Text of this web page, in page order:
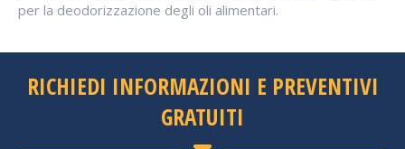
per la deodorizzazione degli oli alimentari.
RICHIEDI INFORMAZIONI E PREVENTIVI
GRATUITI